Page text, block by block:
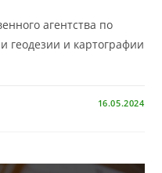
агентства по
геодезии и картографии
16.05.2024